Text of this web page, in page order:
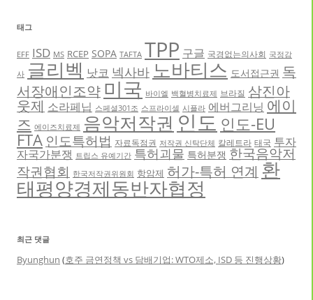
태그
EFF ISD MS RCEP SOPA TAFTA TPP 구글 국경없는의사회 국정감
사 글리벡 낫코 넥사바 노바티스 도서접근권 독
서장애인조약 미국 바이엘 백혈병치료제 브라질 삼진아
웃제 소라페닙 스페셜301조 스프라이셀 시플라 에버그리닝 에이
즈 에이즈치료제 음악저작권 인도 인도-EU
FTA 인도특허법 자료독점권 저작권 신탁단체 칼레트라 태국 투자
자국가분쟁 트립스 유예기간 특허괴물 특허분쟁 한국음악저
작권협회 한국저작권위원회 항암제 허가-특허 연계 환
태평양경제동반자협정
최근 댓글
Byunghun (호주 금연정책 vs 담배기업: WTO제소, ISD 등 진행상황)